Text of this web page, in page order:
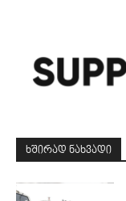
ᲮᲨᲘᲠᲐᲓ ᲜᲐᲮᲕᲐᲓᲘ